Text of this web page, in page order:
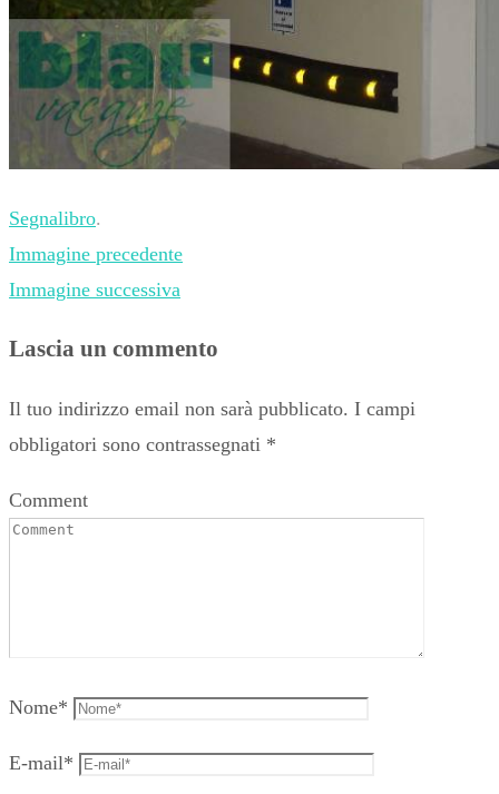
Segnalibro.
Immagine precedente
Immagine successiva
Lascia un commento
Il tuo indirizzo email non sarà pubblicato. I campi
obbligatori sono contrassegnati *
Comment
Nome*
E-mail*